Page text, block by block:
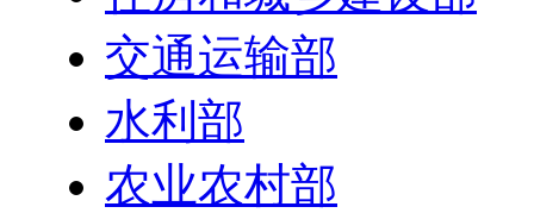
交通运输部
水利部
农业农村部